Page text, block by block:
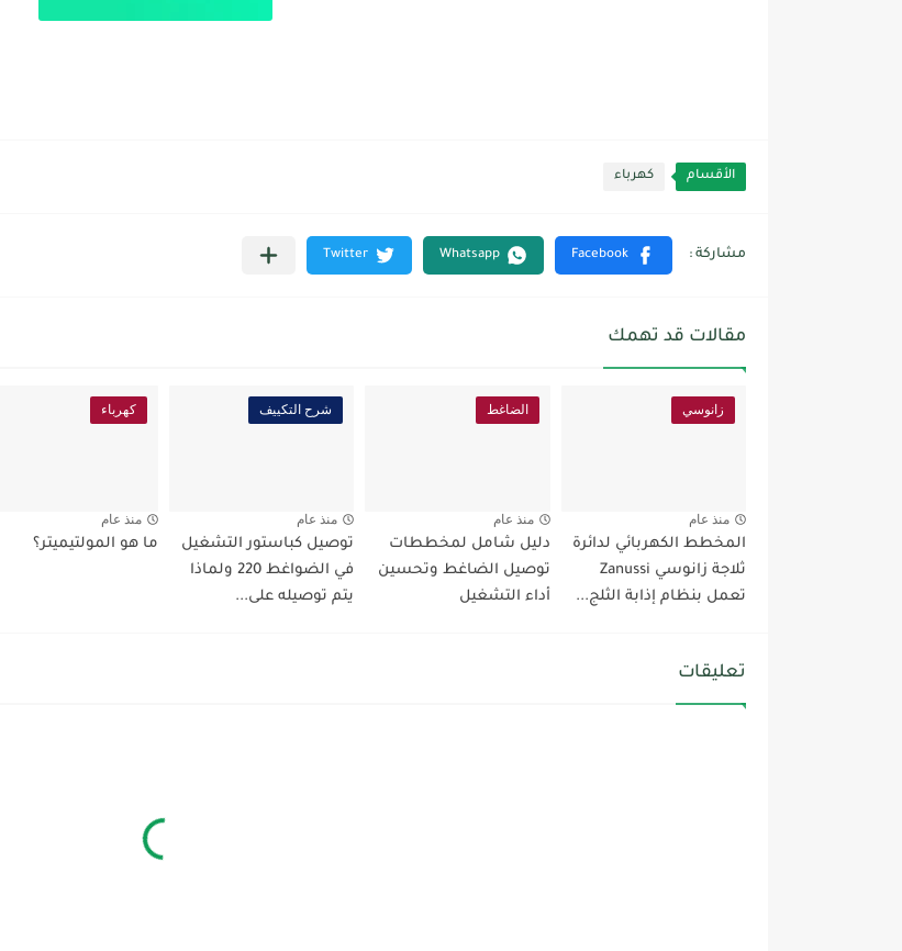
الأقسام كهرباء
مقالات قد تهمك
زانوسي
منذ عام
المخطط الكهربائي لدائرة
ثلاجة زانوسي Zanussi
تعمل بنظام إذابة الثلج...
الضاغط
منذ عام
دليل شامل لمخططات
توصيل الضاغط وتحسين
أداء التشغيل
شرح التكييف
منذ عام
توصيل كباستور التشغيل
في الضواغط 220 ولماذا
يتم توصيله على...
كهرباء
منذ عام
ما هو المولتيميتر؟
تعليقات